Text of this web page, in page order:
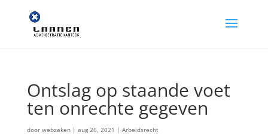
Ontslag op staande voet
ten onrechte gegeven
door webzaken| aug 26, 2021 | Arbeidsrecht